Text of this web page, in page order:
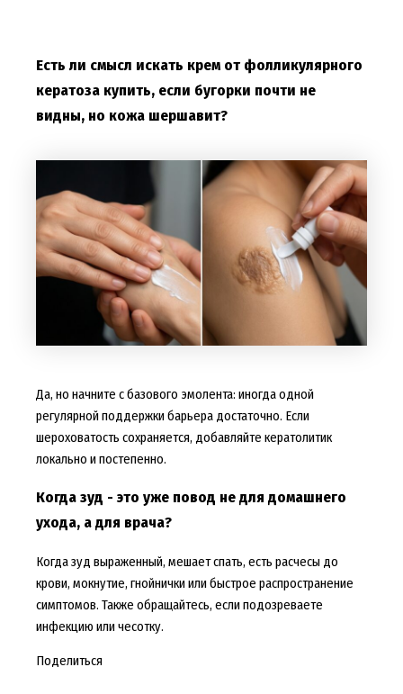
Есть ли смысл искать крем от фолликулярного
кератоза купить, если бугорки почти не
видны, но кожа шершавит?
Да, но начните с базового эмолента: иногда одной
регулярной поддержки барьера достаточно. Если
шероховатость сохраняется, добавляйте кератолитик
локально и постепенно.
Когда зуд - это уже повод не для домашнего
ухода, а для врача?
Когда зуд выраженный, мешает спать, есть расчесы до
крови, мокнутие, гнойнички или быстрое распространение
симптомов. Также обращайтесь, если подозреваете
инфекцию или чесотку.
Поделиться